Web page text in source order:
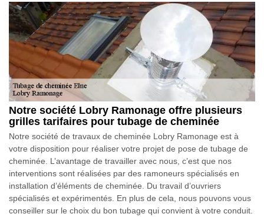
Notre société Lobry Ramonage offre plusieurs
grilles tarifaires pour tubage de cheminée
Notre société de travaux de cheminée Lobry Ramonage est à
votre disposition pour réaliser votre projet de pose de tubage de
cheminée. L’avantage de travailler avec nous, c’est que nos
interventions sont réalisées par des ramoneurs spécialisés en
installation d’éléments de cheminée. Du travail d’ouvriers
spécialisés et expérimentés. En plus de cela, nous pouvons vous
conseiller sur le choix du bon tubage qui convient à votre conduit.